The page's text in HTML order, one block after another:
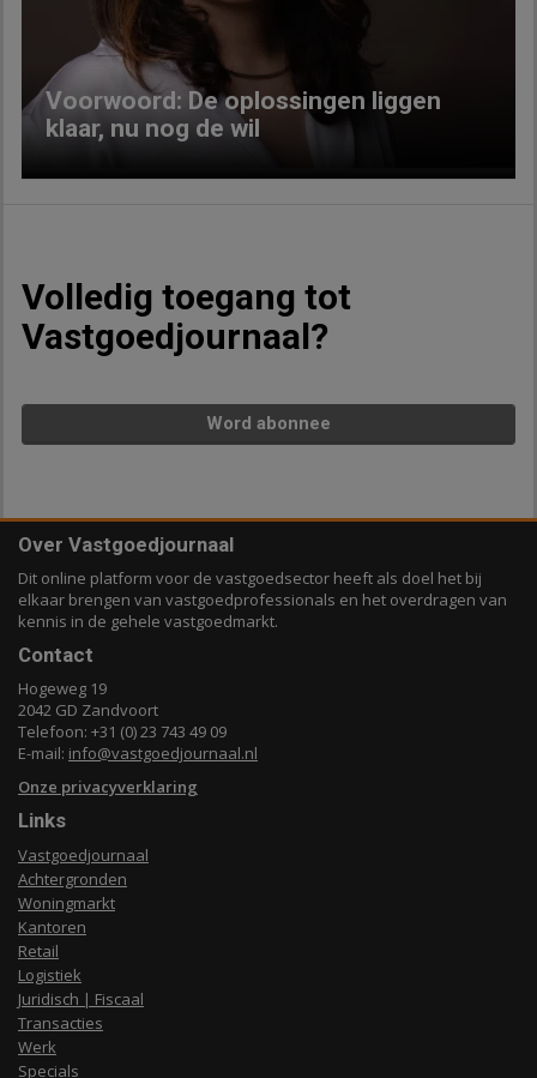
Voorwoord: De oplossingen liggen
klaar, nu nog de wil
Volledig toegang tot
Vastgoedjournaal?
Word abonnee
Over Vastgoedjournaal
Dit online platform voor de vastgoedsector heeft als doel het bij
elkaar brengen van vastgoedprofessionals en het overdragen van
kennis in de gehele vastgoedmarkt.
Contact
Hogeweg 19
2042 GD Zandvoort
Telefoon: +31 (0) 23 743 49 09
E-mail: info@vastgoedjournaal.nl
Onze privacyverklaring
Links
Vastgoedjournaal
Achtergronden
Woningmarkt
Kantoren
Retail
Logistiek
Juridisch | Fiscaal
Transacties
Werk
Specials